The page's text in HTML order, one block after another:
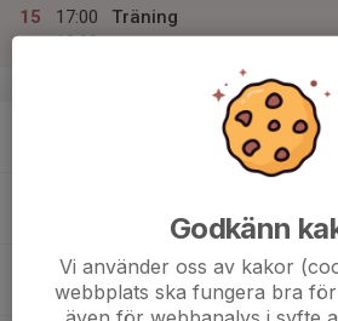
15
17:00
18:00
Träning
v.12
Godkänn
Vi använder oss av kakor
webbplats ska fungera bra för